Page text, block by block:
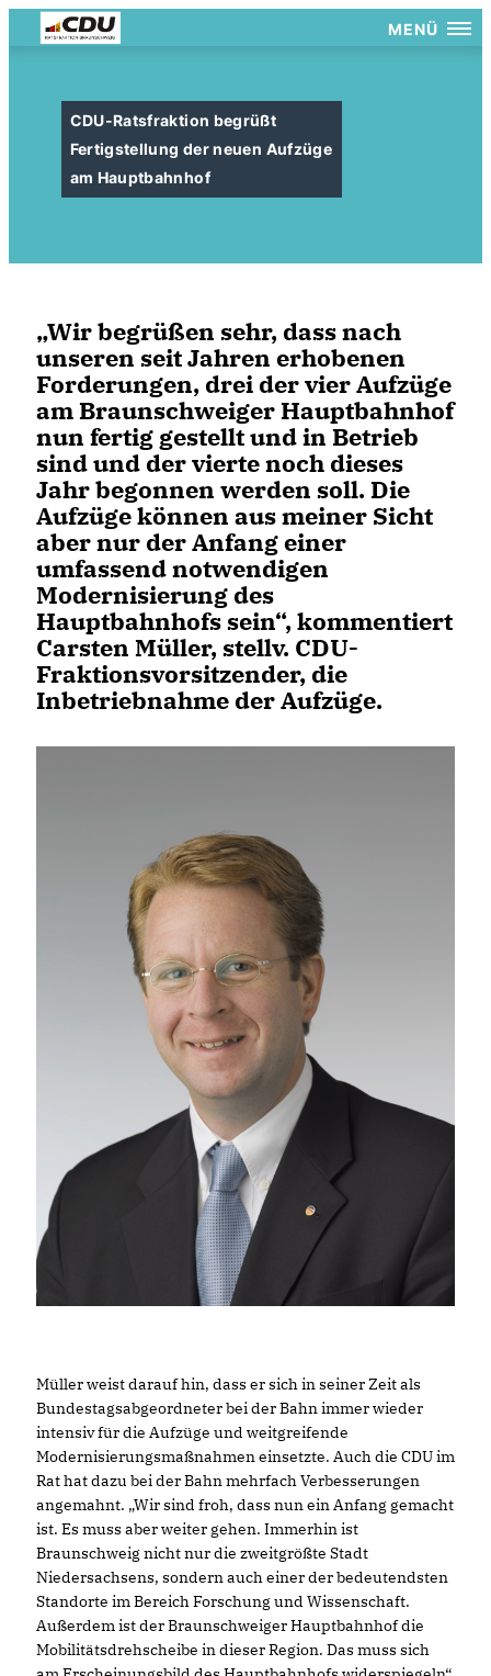
MENÜ
CDU-Ratsfraktion begrüßt
Fertigstellung der neuen Aufzüge
am Hauptbahnhof
Wir begrüßen sehr, dass nach
unseren seit Jahren erhobenen
Forderungen, drei der vier Aufzüge
am Braunschweiger Hauptbahnhof
nun fertig gestellt und in Betrieb
sind und der vierte noch dieses
Jahr begonnen werden soll. Die
Aufzüge können aus meiner Sicht
aber nur der Anfang einer
umfassend notwendigen
Modernisierung des
Hauptbahnhofs sein“, kommentiert
Carsten Müller, stellv. CDU-
Fraktionsvorsitzender, die
Inbetriebnahme der Aufzüge.
Müller weist darauf hin, dass er sich in seiner Zeit als
Bundestagsabgeordneter bei der Bahn immer wieder
intensiv für die Aufzüge und weitgreifende
Modernisierungsmaßnahmen einsetzte. Auch die CDU im
Rat hat dazu bei der Bahn mehrfach Verbesserungen
angemahnt. „Wir sind froh, dass nun ein Anfang gemacht
ist. Es muss aber weiter gehen. Immerhin ist
Braunschweig nicht nur die zweitgrößte Stadt
Niedersachsens, sondern auch einer der bedeutendsten
Standorte im Bereich Forschung und Wissenschaft.
Außerdem ist der Braunschweiger Hauptbahnhof die
Mobilitätsdrehscheibe in dieser Region. Das muss sich